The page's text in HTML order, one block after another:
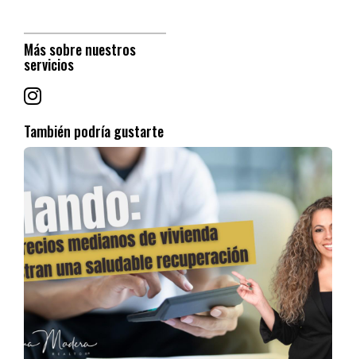
siniestro.
Instale un sistema efectivo de alarma. Las compañías de
seguro dan descuentos por tener un sistema de alarma.
compañías de seguros fijen un valor más alto a la prima.
No olvide pedir la asesoría de un corredor de seguros al
momento de adquirir su propiedad y si ya la adquirió nunca
es tarde para evaluar las condiciones, términos y cobertura
de su póliza!
PARA MÁS INFORMACIÓN
¡ESCRÍBEME AL WHATSAPP!
Más sobre nuestros
servicios
También podría gustarte